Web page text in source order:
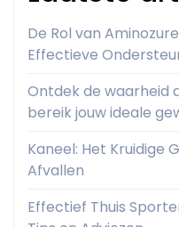
De Rol van
Effectieve
Ontdek de waarheid
bereik jouw ideale
Kaneel: Het Kruidige
Afvallen
Effectief Thuis